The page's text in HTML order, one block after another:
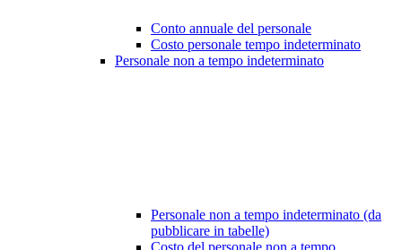
Conto annuale del personale
Costo personale tempo indeterminato
Personale non a tempo indeterminato
Personale non a tempo indeterminato (da
pubblicare in tabelle)